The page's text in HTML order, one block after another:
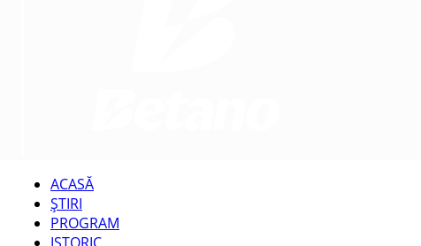
CUPA
ACASĂ
ȘTIRI
PROGRAM